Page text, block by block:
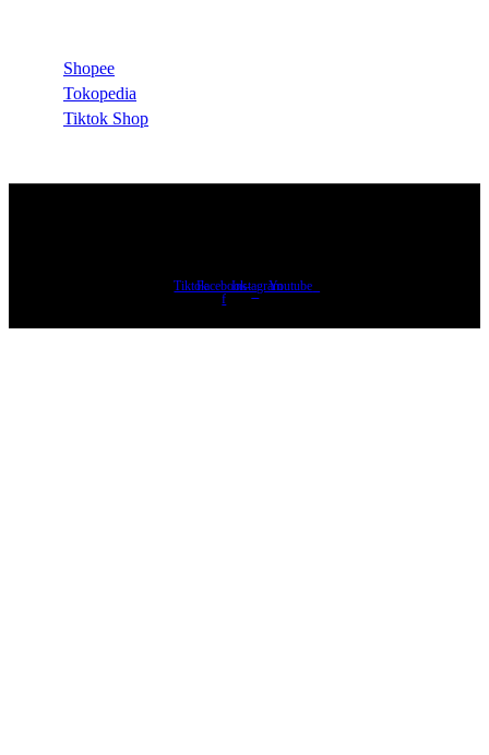
Shopee
Tokopedia
Tiktok Shop
TiktokFacebook-
f
InstagramYoutube